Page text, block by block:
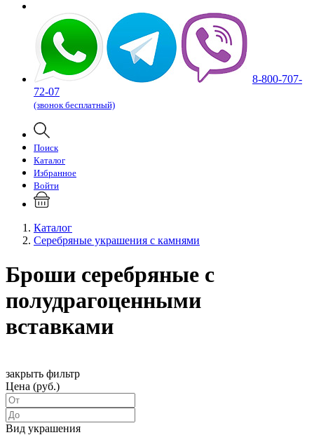
8-800-707-
72-07
(звонок бесплатный)
Поиск
Каталог
Избранное
Войти
Каталог
Серебряные украшения с камнями
Броши серебряные с
полудрагоценными
вставками
закрыть фильтр
Цена (руб.)
Вид украшения